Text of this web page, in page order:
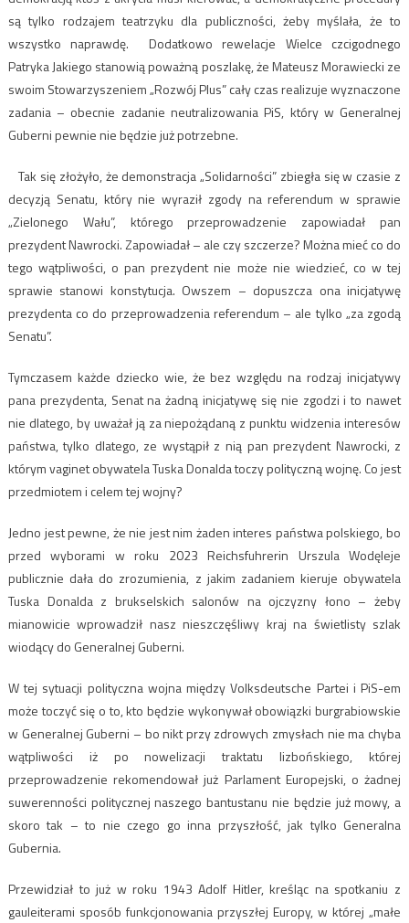
są tylko rodzajem teatrzyku dla publiczności, żeby myślała, że to
wszystko naprawdę. Dodatkowo rewelacje Wielce czcigodnego
Patryka Jakiego stanowią poważną poszlakę, że Mateusz Morawiecki ze
swoim Stowarzyszeniem „Rozwój Plus” cały czas realizuje wyznaczone
zadania – obecnie zadanie neutralizowania PiS, który w Generalnej
Guberni pewnie nie będzie już potrzebne.
Tak się złożyło, że demonstracja „Solidarności” zbiegła się w czasie z
decyzją Senatu, który nie wyraził zgody na referendum w sprawie
„Zielonego Wału”, którego przeprowadzenie zapowiadał pan
prezydent Nawrocki. Zapowiadał – ale czy szczerze? Można mieć co do
tego wątpliwości, o pan prezydent nie może nie wiedzieć, co w tej
sprawie stanowi konstytucja. Owszem – dopuszcza ona inicjatywę
prezydenta co do przeprowadzenia referendum – ale tylko „za zgodą
Senatu”.
Tymczasem każde dziecko wie, że bez względu na rodzaj inicjatywy
pana prezydenta, Senat na żadną inicjatywę się nie zgodzi i to nawet
nie dlatego, by uważał ją za niepożądaną z punktu widzenia interesów
państwa, tylko dlatego, ze wystąpił z nią pan prezydent Nawrocki, z
którym vaginet obywatela Tuska Donalda toczy polityczną wojnę. Co jest
przedmiotem i celem tej wojny?
Jedno jest pewne, że nie jest nim żaden interes państwa polskiego, bo
przed wyborami w roku 2023 Reichsfuhrerin Urszula Wodęleje
publicznie dała do zrozumienia, z jakim zadaniem kieruje obywatela
Tuska Donalda z brukselskich salonów na ojczyzny łono – żeby
mianowicie wprowadził nasz nieszczęśliwy kraj na świetlisty szlak
wiodący do Generalnej Guberni.
W tej sytuacji polityczna wojna między Volksdeutsche Partei i PiS-em
może toczyć się o to, kto będzie wykonywał obowiązki burgrabiowskie
w Generalnej Guberni – bo nikt przy zdrowych zmysłach nie ma chyba
wątpliwości iż po nowelizacji traktatu lizbońskiego, której
przeprowadzenie rekomendował już Parlament Europejski, o żadnej
suwerenności politycznej naszego bantustanu nie będzie już mowy, a
skoro tak – to nie czego go inna przyszłość, jak tylko Generalna
Gubernia.
Przewidział to już w roku 1943 Adolf Hitler, kreśląc na spotkaniu z
gauleiterami sposób funkcjonowania przyszłej Europy, w której „małe